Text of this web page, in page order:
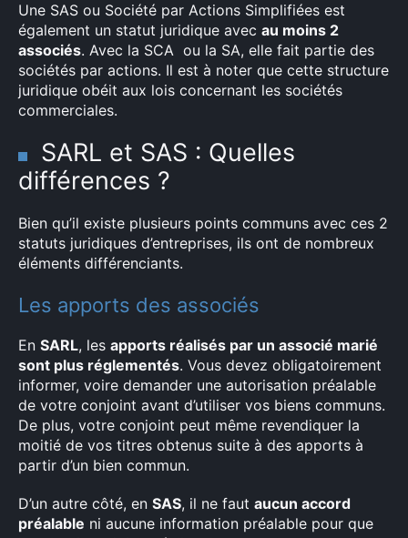
Une SAS ou Société par Actions Simplifiées est
également un statut juridique avec au moins 2
associés. Avec la SCA ou la SA, elle fait partie des
sociétés par actions. Il est à noter que cette structure
juridique obéit aux lois concernant les sociétés
commerciales.
SARL et SAS : Quelles
différences ?
Bien qu’il existe plusieurs points communs avec ces 2
statuts juridiques d’entreprises, ils ont de nombreux
éléments différenciants.
Les apports des associés
En SARL, les apports réalisés par un associé marié
sont plus réglementés. Vous devez obligatoirement
informer, voire demander une autorisation préalable
de votre conjoint avant d’utiliser vos biens communs.
De plus, votre conjoint peut même revendiquer la
moitié de vos titres obtenus suite à des apports à
partir d’un bien commun.
D’un autre côté, en SAS, il ne faut aucun accord
préalable ni aucune information préalable pour que